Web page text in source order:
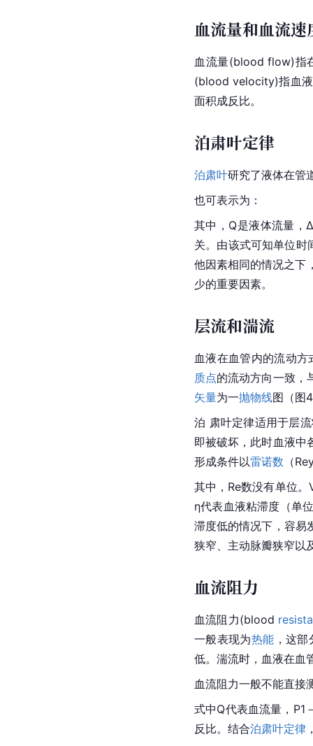
血流量和血流速
血流量(blood flow)指
(blood velocity)指血
面积成反比。
泊肃叶定律
泊肃叶研究了液体在管
也可表示为：
其中，Q是液体流量，
关。由该式可知单位时
他因素相同的情况之下
少的重要因素。
层流和湍流
血液在血管内的流动方
质点的流动方向一致，
矢量为一抛物线图（图
泊 肃叶定律适用于层
即被破坏，此时血液中
形成条件以雷诺数 （
其中，Re数没有单位
η代表血液粘滞度（单
滞度低的情况下，容易
狭窄、主动脉瓣狭窄以
血流阻力
血流阻力(blood
一般表现为热能 ，这
低。湍流时，血液在血
血流阻力一般不能直接
式中Q代表血流量，P1
反比。结合泊肃叶定律